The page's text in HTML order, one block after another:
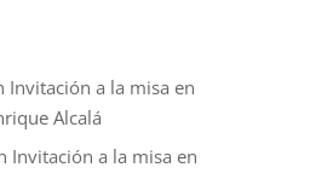
Invitación a la misa en
Alcalá
Invitación a la misa en